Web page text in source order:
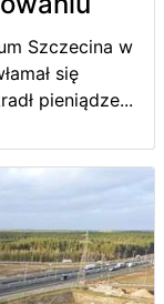
Szczecina w
się
pieniądze...